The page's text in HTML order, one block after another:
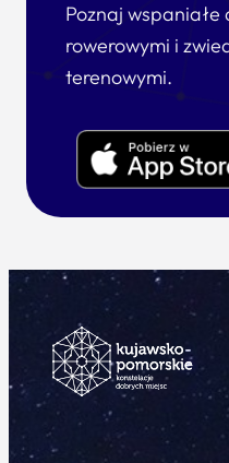
Poznaj
rowerowymi i
terenowymi.